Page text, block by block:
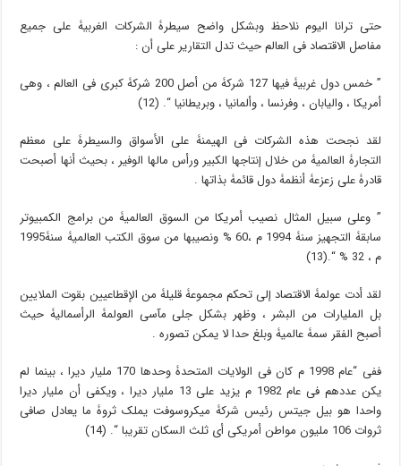
حتى ترانا الیوم نلاحظ وبشکل واضح سیطرۀ الشرکات الغربیۀ على جمیع
مفاصل الاقتصاد فی العالم حیث تدل التقاریر على أن :
” خمس دول غربیۀ فیها 127 شرکۀ من أصل 200 شرکۀ کبرى فی العالم ، وهی
أمریکا ، والیابان ، وفرنسا ، وألمانیا ، وبریطانیا “. (12)
لقد نجحت هذه الشرکات فی الهیمنۀ على الأسواق والسیطرۀ على معظم
التجارۀ العالمیۀ من خلال إنتاجها الکبیر ورأس مالها الوفیر ، بحیث أنها أصبحت
قادرۀ على زعزعۀ أنظمۀ دول قائمۀ بذاتها .
” وعلى سبیل المثال نصیب أمریکا من السوق العالمیۀ من برامج الکمبیوتر
سابقۀ التجهیز سنۀ 1994 م ،60 % ونصیبها من سوق الکتب العالمیۀ سنۀ1995
م ، 32 % “.(13)
لقد أدت عولمۀ الاقتصاد إلى تحکم مجموعۀ قلیلۀ من الإقطاعیین بقوت الملایین
بل الملیارات من البشر ، وظهر بشکل جلی مآسی العولمۀ الرأسمالیۀ حیث
أصبح الفقر سمۀ عالمیۀ وبلغ حدا لا یمکن تصوره .
ففی “عام 1998 م کان فی الولایات المتحدۀ وحدها 170 ملیار دیرا ، بینما لم
یکن عددهم فی عام 1982 م یزید على 13 ملیار دیرا ، ویکفی أن ملیار دیرا
واحدا هو بیل جیتس رئیس شرکۀ میکروسوفت یملک ثروۀ ما یعادل صافی
ثروات 106 ملیون مواطن أمریکی أی ثلث السکان تقریبا “. (14)